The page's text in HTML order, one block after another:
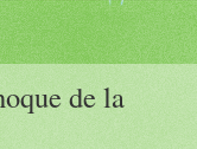
de la